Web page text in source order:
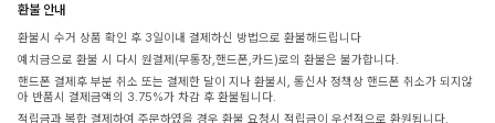
환불 안내
환불시 수거 상품 확인 후 3일이내 결제하신 방법으로 환불해드립니다
예치금으로 환불 시 다시 원결제(무통장,핸드폰,카드)로의 환불은 불가합니다.
핸드폰 결제후 부분 취소 또는 결제한 달이 지나 환불시, 통신사 정책상 핸드폰 취소가 되지않
아 반품시 결제금액의 3.75%가 차감 후 환불됩니다.
적립금과 복합 결제하여 주문하였을 경우 환불 요청시 적립금이 우선적으로 환원됩니다.